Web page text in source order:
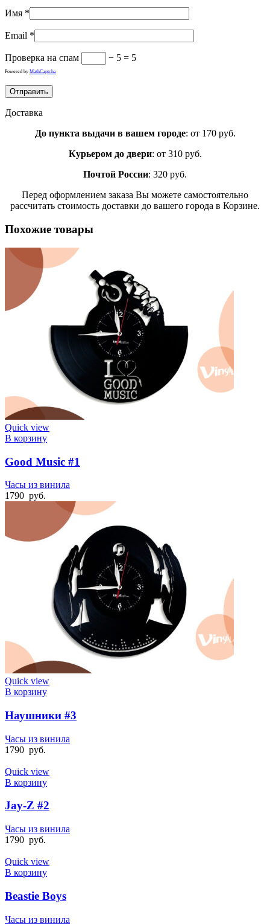
Имя *
Email *
Проверка на спам − 5 = 5
Powered by MathCaptcha
Доставка
До пункта выдачи в вашем городе: от 170 руб.
Курьером до двери: от 310 руб.
Почтой России: 320 руб.
Перед оформлением заказа Вы можете самостоятельно
рассчитать стоимость доставки до вашего города в Корзине.
Похожие товары
Quick view
В корзину
Good Music #1
Часы из винила
1790 руб.
Quick view
В корзину
Наушники #3
Часы из винила
1790 руб.
Quick view
В корзину
Jay-Z #2
Часы из винила
1790 руб.
Quick view
В корзину
Beastie Boys
Часы из винила